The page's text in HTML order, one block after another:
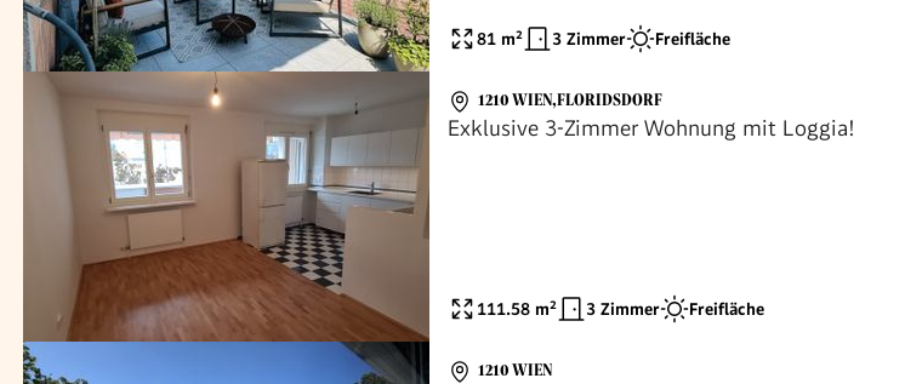
81 m² 3 Zimmer Freifläche
1210 WIEN,FLORIDSDORF
Exklusive 3-Zimmer Wohnung mit Loggia!
111.58 m² 3 Zimmer Freifläche
1210 WIEN